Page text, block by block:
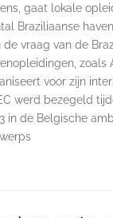
gaat lokale
Braziliaanse
de vraag van de
zoals
voor zijn
werd bezegeld
in de Belgische